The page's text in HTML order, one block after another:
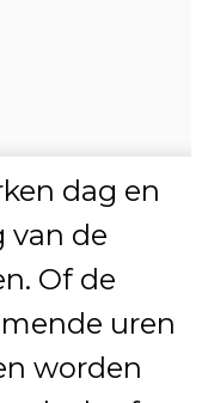
dag en
de
Of de
uren
worden